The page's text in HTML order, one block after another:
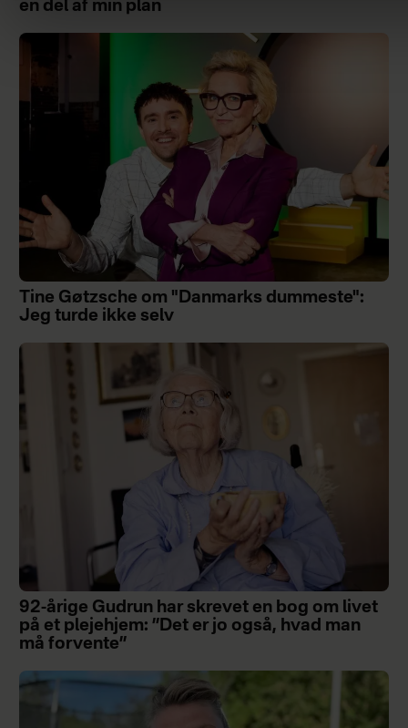
en del af min plan
Tine Gøtzsche om "Danmarks dummeste":
Jeg turde ikke selv
92-årige Gudrun har skrevet en bog om livet
på et plejehjem: ”Det er jo også, hvad man
må forvente”